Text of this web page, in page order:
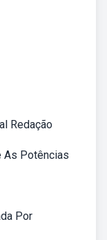
Redação
As Potências
Por